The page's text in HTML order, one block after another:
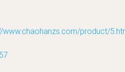
product/